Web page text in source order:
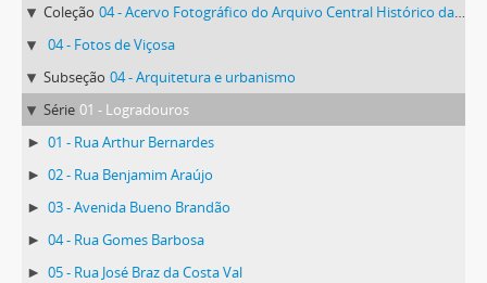
Coleção 04 - Acervo Fotográfico do Arquivo Central Histórico da UFV
04 - Fotos de Viçosa
Subseção 04 - Arquitetura e urbanismo
Série 01 - Logradouros
01 - Rua Arthur Bernardes
02 - Rua Benjamim Araújo
03 - Avenida Bueno Brandão
04 - Rua Gomes Barbosa
05 - Rua José Braz da Costa Val